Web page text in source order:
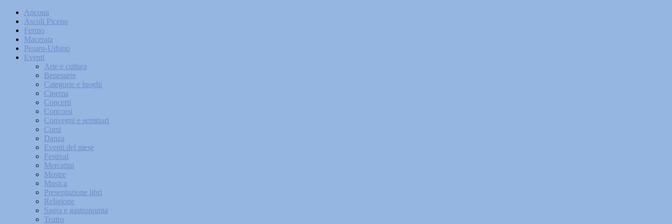
Ancona
Ascoli Piceno
Fermo
Macerata
Pesaro-Urbino
Eventi
Arte e cultura
Benessere
Categorie e luoghi
Cinema
Concerti
Concorsi
Convegni e seminari
Corsi
Danza
Eventi del mese
Festival
Mercatini
Mostre
Musica
Presentazione libri
Religione
Sagra e gastronomia
Teatro